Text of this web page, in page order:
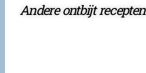
Andere ontbijt recepten